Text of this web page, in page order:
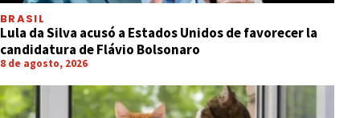
BRASIL
Lula da Silva acusó a Estados Unidos de favorecer la
candidatura de Flávio Bolsonaro
8 de agosto, 2026